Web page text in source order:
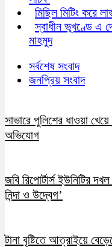
মিছিল মিটিং করে
স্বাধীন ভূখণ্ডে এ
মাহমুদ
সর্বশেষ সংবাদ
জনপ্রিয় সংবাদ
সাভারে পুলিশের ধাওয়া
অভিযোগ
জবি রিপোর্টার্স ইউনিটির
নিন্দা ও উদ্বেগ’
টানা বৃষ্টিতে আত্রাইয়ে